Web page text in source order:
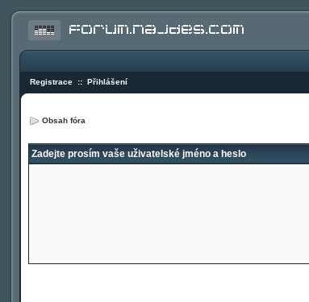
Registrace :: Přihlášení
Obsah fóra
Zadejte prosím vaše uživatelské jméno a heslo